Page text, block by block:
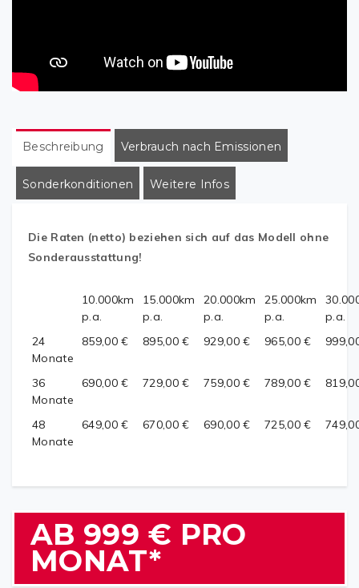
Beschreibung Verbrauch nach Emissionen
Sonderkonditionen Weitere Infos
Die Raten (netto) beziehen sich auf das Modell ohne
Sonderausstattung!
10.000km
p.a.
15.000km
p.a.
20.000km
p.a.
25.000km
p.a.
p.a.
24
Monate
859,00 € 895,00 € 929,00 € 965,00 €
36
Monate
690,00 € 729,00 € 759,00 € 789,00 €
48
Monate
649,00 € 670,00 € 690,00 € 725,00 €
999 €